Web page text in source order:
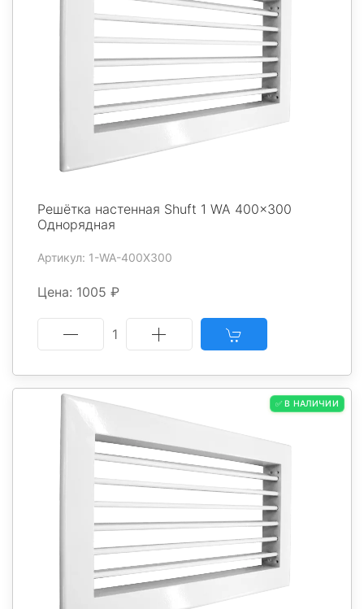
Решётка настенная Shuft 1 WA 400x300
Однорядная
Артикул: 1-WA-400X300
Цена: 1005 ₽
1
✅ В НАЛИЧИИ